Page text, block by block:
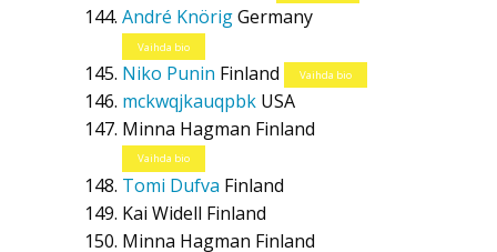
André KnörigGermany
Vaihda bio
Niko Punin Finland Vaihda bio
mckwqjkauqpbk USA
Minna Hagman Finland
Vaihda bio
Tomi Dufva Finland
Kai Widell Finland
Minna Hagman Finland